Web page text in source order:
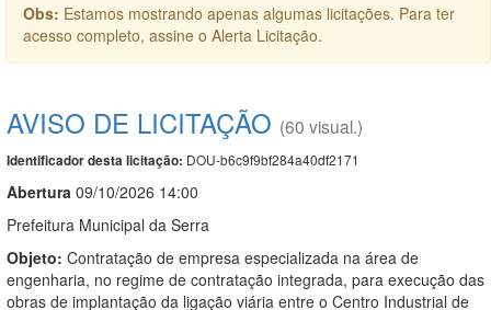
Obs: Estamos mostrando apenas algumas licitações. Para ter
acesso completo, assine o Alerta Licitação.
AVISO DE LICITAÇÃO (60 visual.)
Identificador desta licitação: DOU-b6c9f9bf284a40df2171
Abertura 09/10/2026 14:00
Prefeitura Municipal da Serra
Objeto: Contratação de empresa especializada na área de
engenharia, no regime de contratação integrada, para execução das
obras de implantação da ligação viária entre o Centro Industrial de